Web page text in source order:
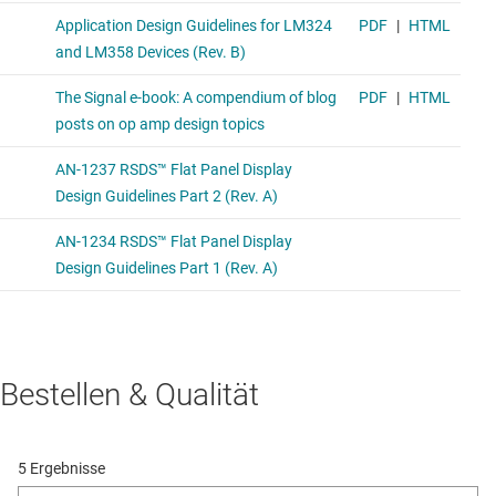
Bestellen & Qualität